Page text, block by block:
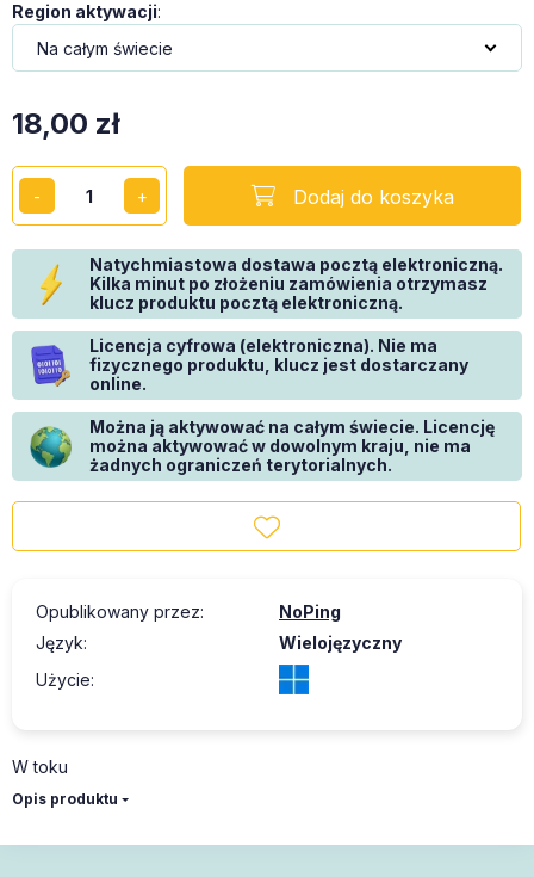
Region aktywacji:
18,00 zł
Dodaj do koszyka
Natychmiastowa dostawa pocztą elektroniczną.
Kilka minut po złożeniu zamówienia otrzymasz
klucz produktu pocztą elektroniczną.
Licencja cyfrowa (elektroniczna). Nie ma
fizycznego produktu, klucz jest dostarczany
online.
Można ją aktywować na całym świecie. Licencję
można aktywować w dowolnym kraju, nie ma
żadnych ograniczeń terytorialnych.
Opublikowany przez:
NoPing
Język:
Wielojęzyczny
Użycie:
W toku
Opis produktu